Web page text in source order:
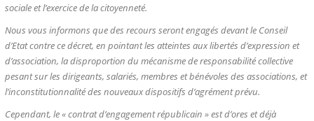
sociale et l’exercice de la citoyenneté.
Nous vous informons que des recours seront engagés devant le Conseil
d’Etat contre ce décret, en pointant les atteintes aux libertés d’expression et
d’association, la disproportion du mécanisme de responsabilité collective
pesant sur les dirigeants, salariés, membres et bénévoles des associations, et
l’inconstitutionnalité des nouveaux dispositifs d’agrément prévu.
Cependant, le « contrat d’engagement républicain » est d’ores et déjà